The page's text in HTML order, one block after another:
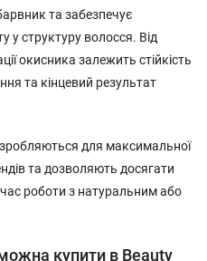
та забезпечує
у структуру волосся. Від
окисника залежить стійкість
та кінцевий результат
для максимальної
та дозволяють досягати
роботи з натуральним або
купити в Beauty